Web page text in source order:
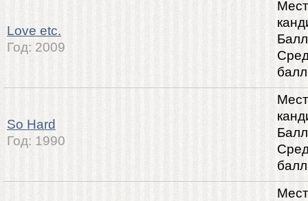
Love etc.
Год: 2009
So Hard
Год: 1990